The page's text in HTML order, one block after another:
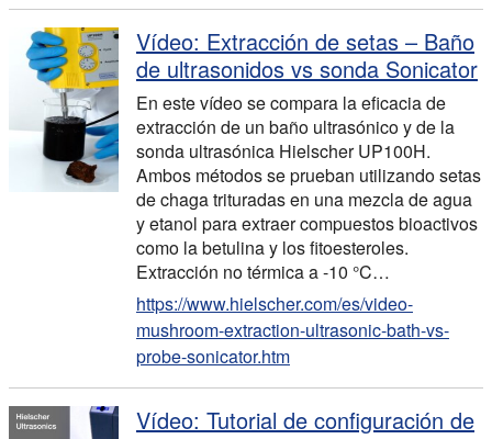
Vídeo: Extracción de setas – Baño
de ultrasonidos vs sonda Sonicator
En este vídeo se compara la eficacia de
extracción de un baño ultrasónico y de la
sonda ultrasónica Hielscher UP100H.
Ambos métodos se prueban utilizando setas
de chaga trituradas en una mezcla de agua
y etanol para extraer compuestos bioactivos
como la betulina y los fitoesteroles.
Extracción no térmica a -10 °C…
https://www.hielscher.com/es/video-
mushroom-extraction-ultrasonic-bath-vs-
probe-sonicator.htm
Vídeo: Tutorial de configuración de